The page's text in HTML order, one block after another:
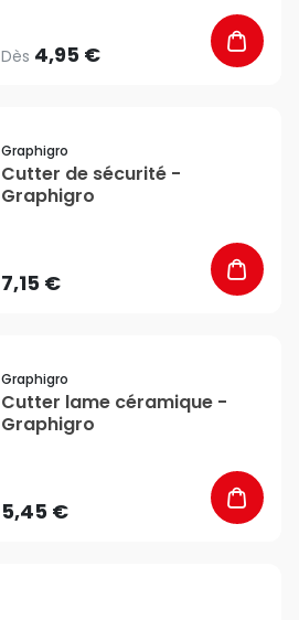
Dès 4,95 €
Graphigro
Cutter de sécurité -
Graphigro
7,15 €
Graphigro
Cutter lame céramique -
Graphigro
5,45 €